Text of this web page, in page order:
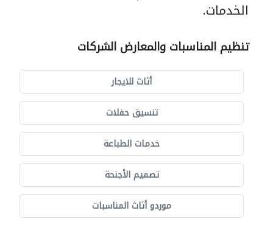
الخدمات.
تنظيم المناسبات والمعارض الشركات
أثاث للايجار
تنسيق حفلات
خدمات الطباعة
تصميم الأجنحة
موردو أثاث المناسبات